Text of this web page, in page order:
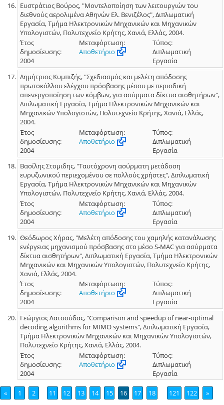
Ευστράτιος Βούρος, "Μοντελοποίηση των λειτουργιών του
διεθνούς αερολιμένα Αθηνών Ελ. Βενιζέλος", Διπλωματική
Εργασία, Τμήμα Ηλεκτρονικών Μηχανικών και Μηχανικών
Υπολογιστών, Πολυτεχνείο Κρήτης, Χανιά, Ελλάς, 2004.
Έτος
δημοσίευσης:
2004
Μεταφόρτωση:
Αποθετήριο
Τύπος:
Διπλωματική
Εργασία
Δημήτριος Κυμπιζής, "Σχεδιασμός και μελέτη απόδοσης
πρωτοκόλλου ελέγχου πρόσβασης μέσου με περιοδική
απενεργοποίηση των κόμβων, για ασύρματα δίκτυα αισθητήρων",
Διπλωματική Εργασία, Τμήμα Ηλεκτρονικών Μηχανικών και
Μηχανικών Υπολογιστών, Πολυτεχνείο Κρήτης, Χανιά, Ελλάς,
2004.
Έτος
δημοσίευσης:
2004
Μεταφόρτωση:
Αποθετήριο
Τύπος:
Διπλωματική
Εργασία
Βασίλης Στοµιδης, "Ταυτόχρονη ασύρματη μετάδοση
ευρυζωνικού περιεχομένου σε πολλούς χρήστες", Διπλωματική
Εργασία, Τμήμα Ηλεκτρονικών Μηχανικών και Μηχανικών
Υπολογιστών, Πολυτεχνείο Κρήτης, Χανιά, Ελλάς, 2004.
Έτος
δημοσίευσης:
2004
Μεταφόρτωση:
Αποθετήριο
Τύπος:
Διπλωματική
Εργασία
Θεόδωρος Χήρας, "Μελέτη απόδοσης του χαμηλής κατανάλωσης
ενέργειας μηχανισμού πρόσβασης στο μέσο S-MAC για ασύρματα
δίκτυα αισθητήρων", Διπλωματική Εργασία, Τμήμα Ηλεκτρονικών
Μηχανικών και Μηχανικών Υπολογιστών, Πολυτεχνείο Κρήτης,
Χανιά, Ελλάς, 2004.
Έτος
δημοσίευσης:
2004
Μεταφόρτωση:
Αποθετήριο
Τύπος:
Διπλωματική
Εργασία
Γεώργιος Λατσούδας, "Comparison and speedup of near-optimal
decoding algorithms for MIMO systems", Διπλωματική Εργασία,
Τμήμα Ηλεκτρονικών Μηχανικών και Μηχανικών Υπολογιστών,
Πολυτεχνείο Κρήτης, Χανιά, Ελλάς, 2004.
Έτος
δημοσίευσης:
2004
Μεταφόρτωση:
Αποθετήριο
Τύπος:
Διπλωματική
Εργασία
« 1 2 11 12 13 14 15 16 17 18 121 122 »